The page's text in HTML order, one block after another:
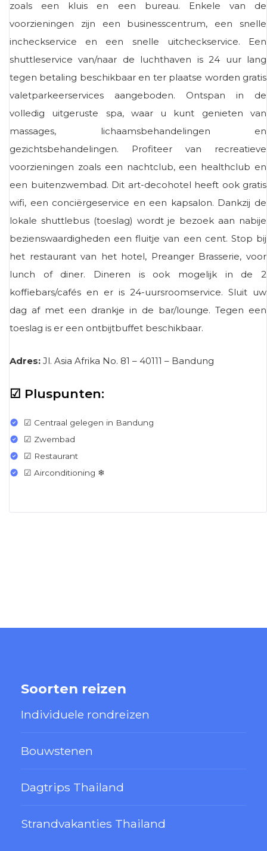
zoals een kluis en een bureau. Enkele van de
voorzieningen zijn een businesscentrum, een snelle
incheckservice en een snelle uitcheckservice. Een
shuttleservice van/naar de luchthaven is 24 uur lang
tegen betaling beschikbaar en ter plaatse worden gratis
valetparkeerservices aangeboden. Ontspan in de
volledig uitgeruste spa, waar u kunt genieten van
massages, lichaamsbehandelingen en
gezichtsbehandelingen. Profiteer van recreatieve
voorzieningen zoals een nachtclub, een healthclub en
een buitenzwembad. Dit art-decohotel heeft ook gratis
wifi, een conciërgeservice en een kapsalon. Dankzij de
lokale shuttlebus (toeslag) wordt je bezoek aan nabije
bezienswaardigheden een fluitje van een cent. Stop bij
het restaurant van het hotel, Preanger Brasserie, voor
lunch of diner. Dineren is ook mogelijk in de 2
koffiebars/cafés en er is 24-uursroomservice. Sluit uw
dag af met een drankje in de bar/lounge. Tegen een
toeslag is er een ontbijtbuffet beschikbaar.
Adres: Jl. Asia Afrika No. 81 – 40111 – Bandung
☑ Pluspunten:
☑ Centraal gelegen in Bandung
☑ Zwembad
☑ Restaurant
☑ Airconditioning ❄
Soorten reizen
Individuele rondreizen
Bouwstenen
Dagtrips Thailand
Strandvakanties Thailand